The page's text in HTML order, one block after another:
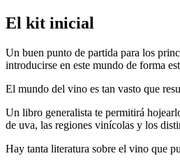
El kit inicial
Un buen punto de partida para los
introducirse en este mundo de forma
El mundo del vino es tan vasto que
Un libro generalista te permitirá
de uva, las regiones vinícolas y los
Hay tanta literatura sobre el vino que